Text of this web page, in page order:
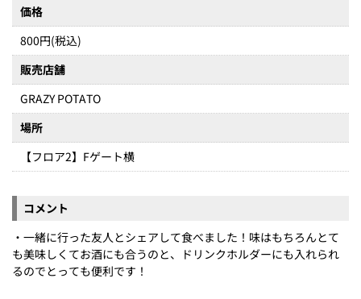
価格
800円(税込)
販売店舗
GRAZY POTATO
場所
【フロア2】Fゲート横
コメント
・一緒に行った友人とシェアして食べました！味はもちろんとて
も美味しくてお酒にも合うのと、ドリンクホルダーにも入れられ
るのでとっても便利です！